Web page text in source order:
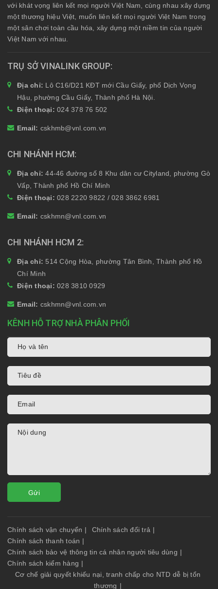
với khát vọng liên kết mọi người Việt Nam, cùng nhau xây dựng
một thương hiệu Việt, muốn liên kết mọi người Việt Nam trong
một sân chơi toàn cầu hóa, xây dựng một niềm tin của người
Việt Nam với nhau.
TRỤ SỞ VINALINK GROUP
Địa chỉ: Lô C16/D21 KĐT mới Cầu Giấy, phố Dịch Vọng
Hậu, phường Cầu Giấy, Thành phố Hà Nội.
Điện thoại: 024 378 76 502
Email: cskhmb@vnl.com.vn
CHI NHÁNH HCM
Địa chỉ:44-46 đường số 8 Khu dân cư Cityland, phường Gò
Vấp, Thành phố Hồ Chí Minh
Điện thoại: 028 2220 9822 / 028 3862 6981
Email: cskhmn@vnl.com.vn
CHI NHÁNH HCM 2
Địa chỉ: 514 Cộng Hòa, phường Tân Bình, Thành phố Hồ
Chí Minh
Điện thoại: 028 3810 0929
Email: cskhmn@vnl.com.vn
KÊNH HỖ TRỢ NHÀ PHÂN PHỐI
Gửi
Chính sách vận chuyển | Chính sách đổi trả |
Chính sách thanh toán |
Chính sách bảo vệ thông tin cá nhân người tiêu dùng |
Chính sách kiểm hàng |
Cơ chế giải quyết khiếu nại, tranh chấp cho NTD dễ bị tổn
thương |